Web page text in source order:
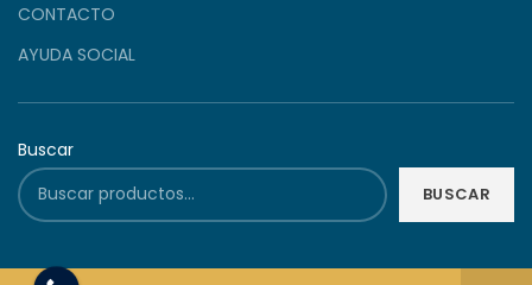
CONTACTO
AYUDA SOCIAL
Buscar
BUSCAR